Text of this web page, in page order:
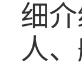
细
人